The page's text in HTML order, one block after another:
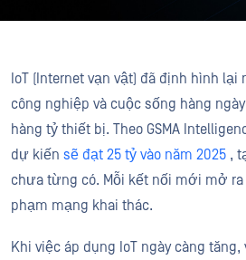
IoT (Internet vạn vật) đã định hình
công nghiệp và cuộc sống hàng
hàng tỷ thiết bị. Theo GSMA
dự kiến sẽ đạt 25 tỷ vào năm 2025 ,
chưa từng có. Mỗi kết nối mới mở
phạm mạng khai thác.
Khi việc áp dụng IoT ngày càng